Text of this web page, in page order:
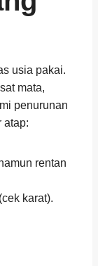
usia pakai.
mata,
penurunan
atap:
rentan
karat).